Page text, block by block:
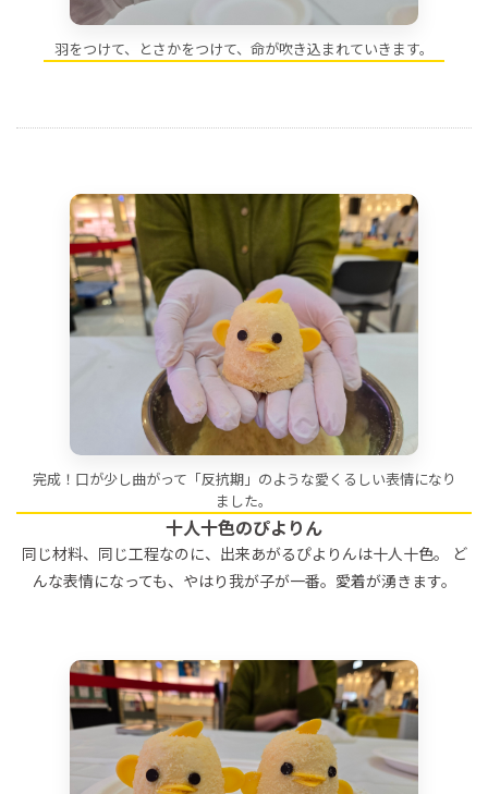
羽をつけて、とさかをつけて、命が吹き込まれていきます。
完成！口が少し曲がって「反抗期」のような愛くるしい表情になり
ました。
十人十色のぴよりん
同じ材料、同じ工程なのに、出来あがるぴよりんは十人十色。 ど
んな表情になっても、やはり我が子が一番。愛着が湧きます。